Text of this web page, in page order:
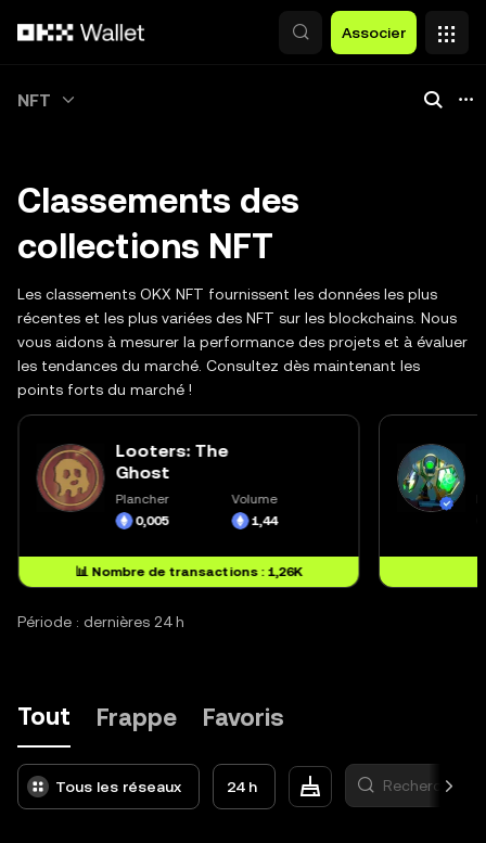
Associer
NFT
Classements des
collections NFT
Les classements OKX NFT fournissent les données les plus
récentes et les plus variées des NFT sur les blockchains. Nous
vous aidons à mesurer la performance des projets et à évaluer
les tendances du marché. Consultez dès maintenant les
points forts du marché !
Looters: The
Ghost
Plancher
0,005
Volume
1,44
📊 Nombre de transactions : 1,26K
Période : dernières 24 h
Tout Frappe Favoris
Tous les réseaux 24 h